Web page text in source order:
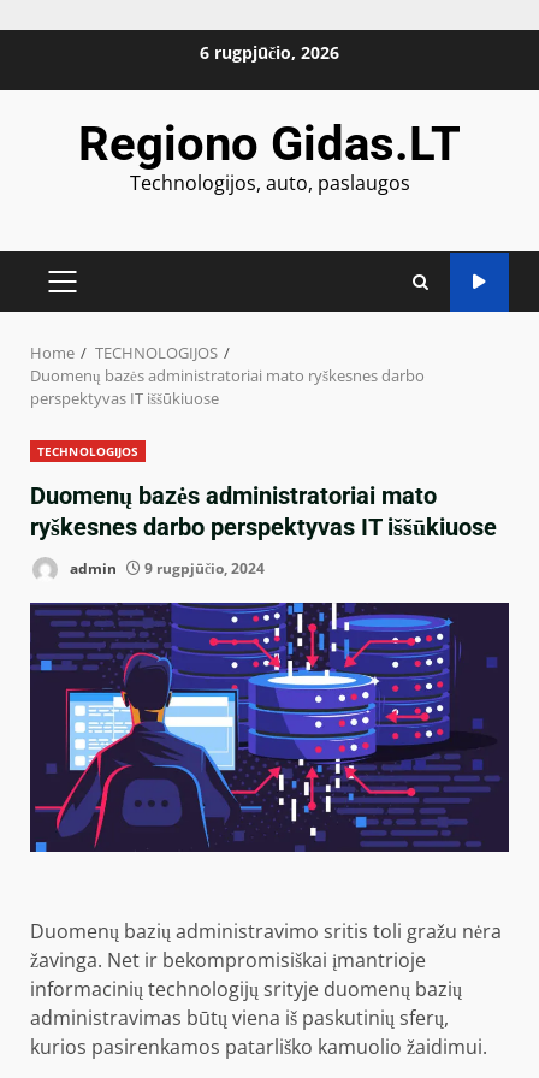
6 rugpjūčio, 2026
Regiono Gidas.LT
Technologijos, auto, paslaugos
PRIMARY
Home
TECHNOLOGIJOS
Duomenų bazės administratoriai mato ryškesnes darbo
perspektyvas IT iššūkiuose
TECHNOLOGIJOS
Duomenų bazės administratoriai mato
ryškesnes darbo perspektyvas IT iššūkiuose
admin 9 rugpjūčio, 2024
Duomenų bazių administravimo sritis toli gražu nėra
žavinga. Net ir bekompromisiškai įmantrioje
informacinių technologijų srityje duomenų bazių
administravimas būtų viena iš paskutinių sferų,
kurios pasirenkamos patarliško kamuolio žaidimui.